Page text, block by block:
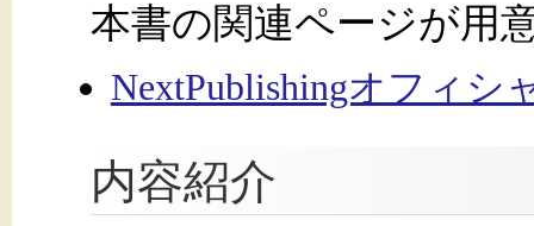
本書の関連ページが用
NextPublishingオフィシ
内容紹介